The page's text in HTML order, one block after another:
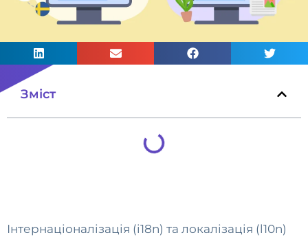
Зміст
Інтернаціоналізація (i18n) та локалізація (l10n)